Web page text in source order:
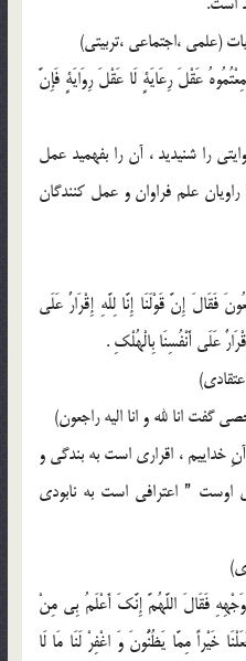
عَقْلَ رِعَايَةٍ لَا عَقْلَ رِوَايَةٍ فَإِنَّ
را شنيديد ، آن را بفهميد عمل
راويان علم فراوان و عمل كنندگان
فَقَالَ إِنَّ قَوْلَنَا إِنَّا لِلَّهِ إِقْرَارٌ عَلَى
عَلَى أَنْفُسِنَا بِالْهُلْكِ .
گفت انا لله و انا اليه راجعون)
خداييم ، اقرارى است به بندگى و
” اعترافى است به نابودى
فَقَالَ اللَّهُمَّ إِنَّكَ أَعْلَمُ بِى مِنْ
خَيْراً مِمَّا يَظُنُّونَ وَ اغْفِرْ لَنَا مَا لَا